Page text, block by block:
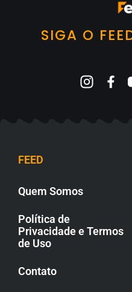
SIGA O
FEED
Quem Somos
Política de
Privacidade e Termos
de Uso
Contato